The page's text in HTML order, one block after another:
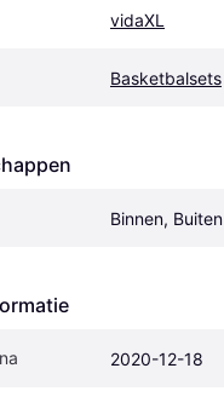
vidaXL
Basketbalsets
Binnen, Buiten
2020-12-18